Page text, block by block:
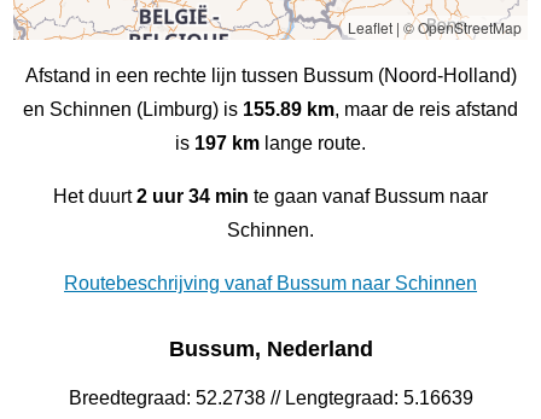
Leaflet| © OpenStreetMap
Afstand in een rechte lijn tussen Bussum (Noord-Holland)
en Schinnen (Limburg) is 155.89 km, maar de reis afstand
is 197 km lange route.
Het duurt2 uur 34 min te gaan vanaf Bussum naar
Schinnen.
Routebeschrijving vanaf Bussum naar Schinnen
Bussum, Nederland
Breedtegraad: 52.2738 // Lengtegraad: 5.16639